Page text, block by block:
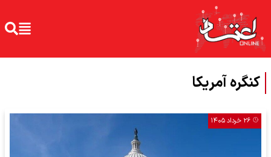
کنگره آمریکا
۲۶ خرداد ۱۴۰۵